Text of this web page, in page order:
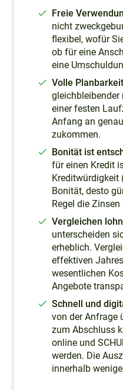
Freie
nicht
flexibel, wofür
ob für eine
eine
Volle
gleichbleibender
einer festen
Anfang an
zukommen.
Bonität ist
für einen Kredit
Kreditwürdigkeit
Bonität, desto
Regel die Zinsen
Vergleichen
unterscheiden
erheblich.
effektiven
wesentlichen
Angebote
Schnell und
von der Anfrage
zum Abschluss
online und
werden. Die
innerhalb